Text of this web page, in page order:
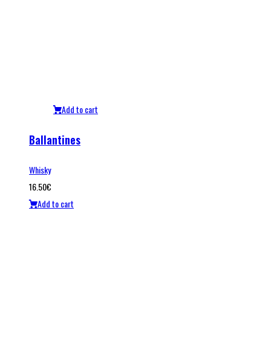
Add to cart
Ballantines
Whisky
16.50€
Add to cart